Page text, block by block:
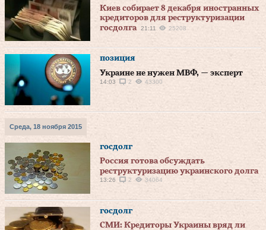
Киев собирает 8 декабря иностранных
кредиторов для реструктуризации
госдолга
21:11 25208
позиция
Украине не нужен МВФ, — эксперт
14:03 2 43300
Среда, 18 ноября 2015
госдолг
Россия готова обсуждать
реструктуризацию украинского долга
13:26 2 34064
госдолг
СМИ: Кредиторы Украины вряд ли